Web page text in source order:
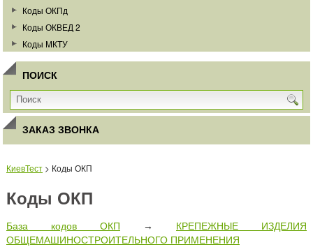
Коды ОКПд
Коды ОКВЕД 2
Коды МКТУ
ПОИСК
ЗАКАЗ ЗВОНКА
КиевТест > Коды ОКП
Коды ОКП
База кодов ОКП → КРЕПЕЖНЫЕ ИЗДЕЛИЯ
ОБЩЕМАШИНОСТРОИТЕЛЬНОГО ПРИМЕНЕНИЯ